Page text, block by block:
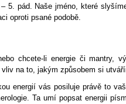
5. pád. Naše jméno, které
oproti psané podobě.
chcete-li energie či mantry,
na to, jakým způsobem si
energií vás posiluje právě to
Ta umí popsat energii